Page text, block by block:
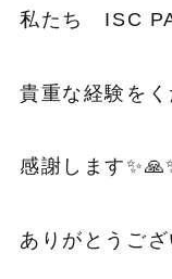
私たち ISC
貴重な経験を
感謝します
ありがとうござ